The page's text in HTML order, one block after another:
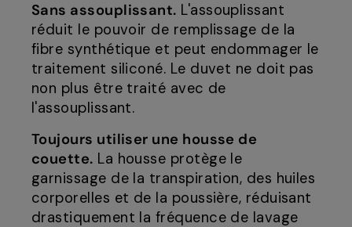
Sans assouplissant. L'assouplissant
réduit le pouvoir de remplissage de la
fibre synthétique et peut endommager le
traitement siliconé. Le duvet ne doit pas
non plus être traité avec de
l'assouplissant.
Toujours utiliser une housse de
couette. La housse protège le
garnissage de la transpiration, des huiles
corporelles et de la poussière, réduisant
drastiquement la fréquence de lavage